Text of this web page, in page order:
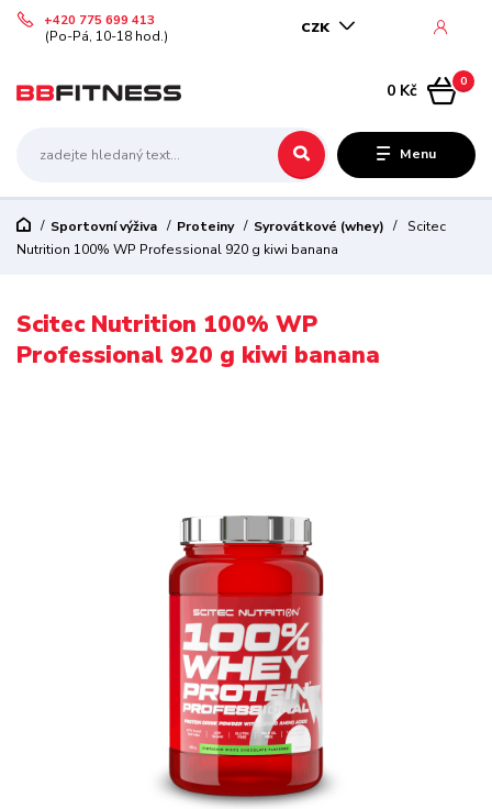
Menu
CZK
+420 775 699 413
(Po-Pá, 10-18 hod.)
0
0 Kč
Sportovní výživa Proteiny Syrovátkové (whey)
Scitec
Nutrition 100% WP Professional 920 g kiwi banana
Scitec Nutrition 100% WP
Professional 920 g kiwi banana